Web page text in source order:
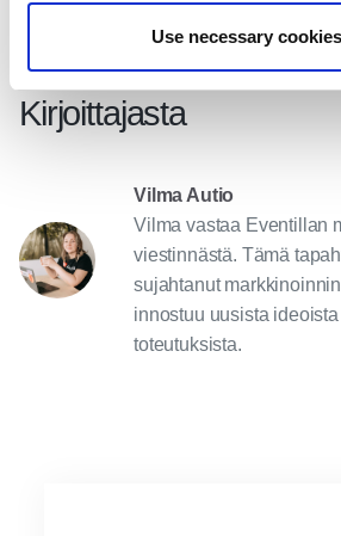
Use necessary
Kirjoittajasta
Vilma Autio
Vilma vastaa Eventillan
viestinnästä. Tämä
sujahtanut
innostuu uusista
toteutuksista.